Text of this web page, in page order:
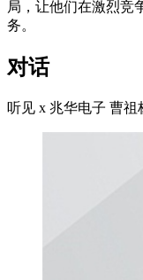
局，让他们在激烈竞
务。
对话
听见 x 兆华电子 曹祖